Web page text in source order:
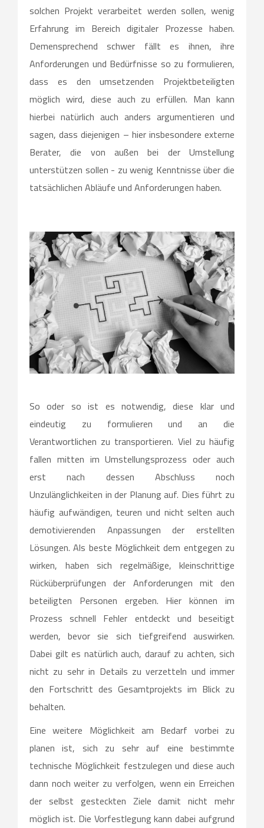
solchen Projekt verarbeitet werden sollen, wenig
Erfahrung im Bereich digitaler Prozesse haben.
Demensprechend schwer fällt es ihnen, ihre
Anforderungen und Bedürfnisse so zu formulieren,
dass es den umsetzenden Projektbeteiligten
möglich wird, diese auch zu erfüllen. Man kann
hierbei natürlich auch anders argumentieren und
sagen, dass diejenigen – hier insbesondere externe
Berater, die von außen bei der Umstellung
unterstützen sollen - zu wenig Kenntnisse über die
tatsächlichen Abläufe und Anforderungen haben.
So oder so ist es notwendig, diese klar und
eindeutig zu formulieren und an die
Verantwortlichen zu transportieren. Viel zu häufig
fallen mitten im Umstellungsprozess oder auch
erst nach dessen Abschluss noch
Unzulänglichkeiten in der Planung auf. Dies führt zu
häufig aufwändigen, teuren und nicht selten auch
demotivierenden Anpassungen der erstellten
Lösungen. Als beste Möglichkeit dem entgegen zu
wirken, haben sich regelmäßige, kleinschrittige
Rücküberprüfungen der Anforderungen mit den
beteiligten Personen ergeben. Hier können im
Prozess schnell Fehler entdeckt und beseitigt
werden, bevor sie sich tiefgreifend auswirken.
Dabei gilt es natürlich auch, darauf zu achten, sich
nicht zu sehr in Details zu verzetteln und immer
den Fortschritt des Gesamtprojekts im Blick zu
behalten.
Eine weitere Möglichkeit am Bedarf vorbei zu
planen ist, sich zu sehr auf eine bestimmte
technische Möglichkeit festzulegen und diese auch
dann noch weiter zu verfolgen, wenn ein Erreichen
der selbst gesteckten Ziele damit nicht mehr
möglich ist. Die Vorfestlegung kann dabei aufgrund